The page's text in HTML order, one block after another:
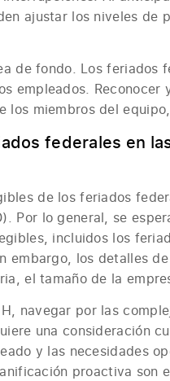
ajustar los niveles de
de fondo. Los feriados
empleados.
los miembros del
federales en
de los feriados
Por lo general, se
incluidos los
embargo, los detalles
el tamaño de la
navegar por las
una consideración
y las necesidades
proactiva son